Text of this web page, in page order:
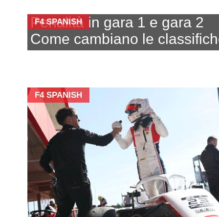
F4 SPANISH
Penalità in gara 1 e gara 2
Come cambiano le
F4 SPANISH